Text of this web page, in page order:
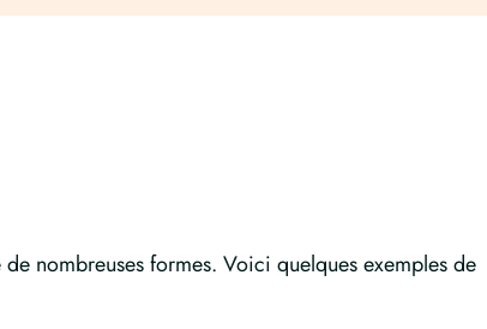
nombreuses formes. Voici quelques exemples de